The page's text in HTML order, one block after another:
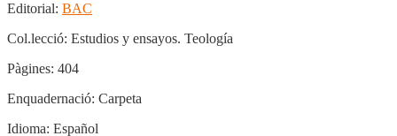
Editorial: BAC
Col.lecció: Estudios y ensayos. Teología
Pàgines: 404
Enquadernació: Carpeta
Idioma: Español